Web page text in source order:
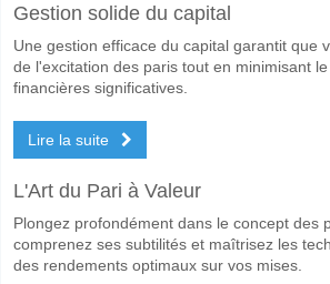
Gestion solide du capital
Une gestion efficace du capital garantit que
de l'excitation des paris tout en minimisant
financières significatives.
Lire la suite
L'Art du Pari à Valeur
Plongez profondément dans le concept des
comprenez ses subtilités et maîtrisez les
des rendements optimaux sur vos mises.